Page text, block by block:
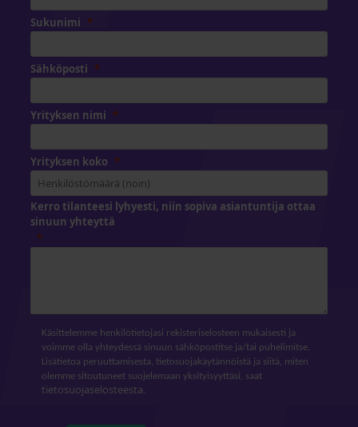
Sukunimi
Sähköposti
Yrityksen nimi
Yrityksen koko
Kerro tilanteesi lyhyesti, niin sopiva asiantuntija ottaa
sinuun yhteyttä
Käsittelemme henkilötietojasi rekisteriselosteen mukaisesti ja
voimme olla yhteydessä sinuun sähköpostitse ja/tai puhelimitse.
Lisätietoa peruuttamisesta, tietosuojakäytännöistä ja siitä, miten
olemme sitoutuneet suojelemaan yksityisyyttäsi, saat
tietosuojaselosteesta.